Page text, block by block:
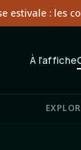
estivale : les
À l'affiche